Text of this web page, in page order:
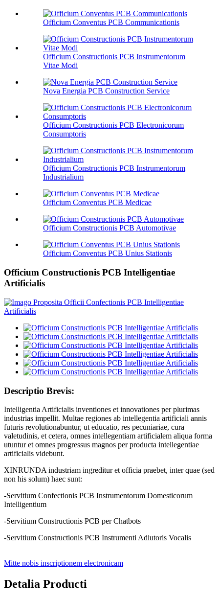
Officium Conventus PCB Communicationis
Officium Constructionis PCB Instrumentorum
Vitae Modi
Nova Energia PCB Construction Service
Officium Constructionis PCB Electronicorum
Consumptoris
Officium Constructionis PCB Instrumentorum
Industrialium
Officium Conventus PCB Medicae
Officium Constructionis PCB Automotivae
Officium Conventus PCB Unius Stationis
Officium Constructionis PCB Intelligentiae
Artificialis
Descriptio Brevis:
Intelligentia Artificialis inventiones et innovationes per plurimas
industrias impellit. Multae regiones ab intellegentia artificiali annis
futuris revolutionabuntur, ut educatio, res pecuniariae, cura
valetudinis, et cetera, omnes intellegentiam artificialem aliqua forma
utuntur et omnes progressus magnos per producta intellegentiae
artificialis videbunt.
XINRUNDA industriam ingreditur et officia praebet, inter quae (sed
non his solum) haec sunt:
-Servitium Confectionis PCB Instrumentorum Domesticorum
Intelligentium
-Servitium Constructionis PCB per Chatbots
-Servitium Constructionis PCB Instrumenti Adiutoris Vocalis
Mitte nobis inscriptionem electronicam
Detalia Producti